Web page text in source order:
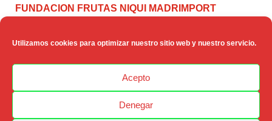
Utilizamos cookies para optimizar nuestro sitio web y nuestro servicio.
Acepto
Denegar
FUNDACION FRUTAS NIQUI MADRIMPORT
28224 – Pozuelo de Alarcón (Madrid)